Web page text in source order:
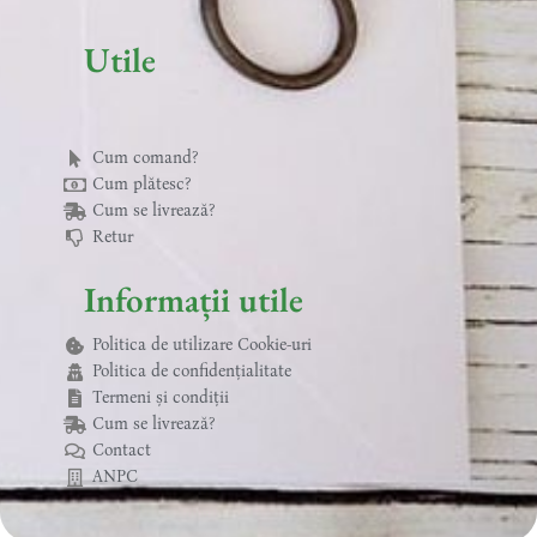
Utile
Cum comand?
Cum plătesc?
Cum se livrează?
Retur
Informații utile
Politica de utilizare Cookie-uri
Politica de confidențialitate
Termeni și condiții
Cum se livrează?
Contact
ANPC